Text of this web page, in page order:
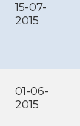
15-07-
2015
01-06-
2015